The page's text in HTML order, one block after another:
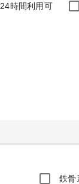
24時間利用可
鉄骨